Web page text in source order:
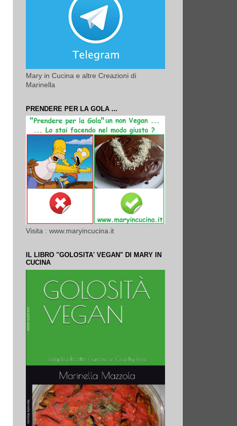
Mary in Cucina e altre Creazioni di
Marinella
PRENDERE PER LA GOLA ...
Visita : www.maryincucina.it
IL LIBRO "GOLOSITA' VEGAN" DI MARY IN
CUCINA